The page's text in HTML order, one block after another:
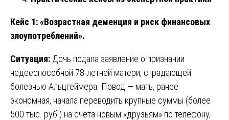
Кейс 1: «Возрастная деменция и риск финансовых
злоупотреблений».
Ситуация: Дочь подала заявление о признании
недееспособной 78-летней матери, страдающей
болезнью Альцгеймера. Повод — мать, ранее
экономная, начала переводить крупные суммы (более
500 тыс. руб.) на счета новым «друзьям» по телефону,